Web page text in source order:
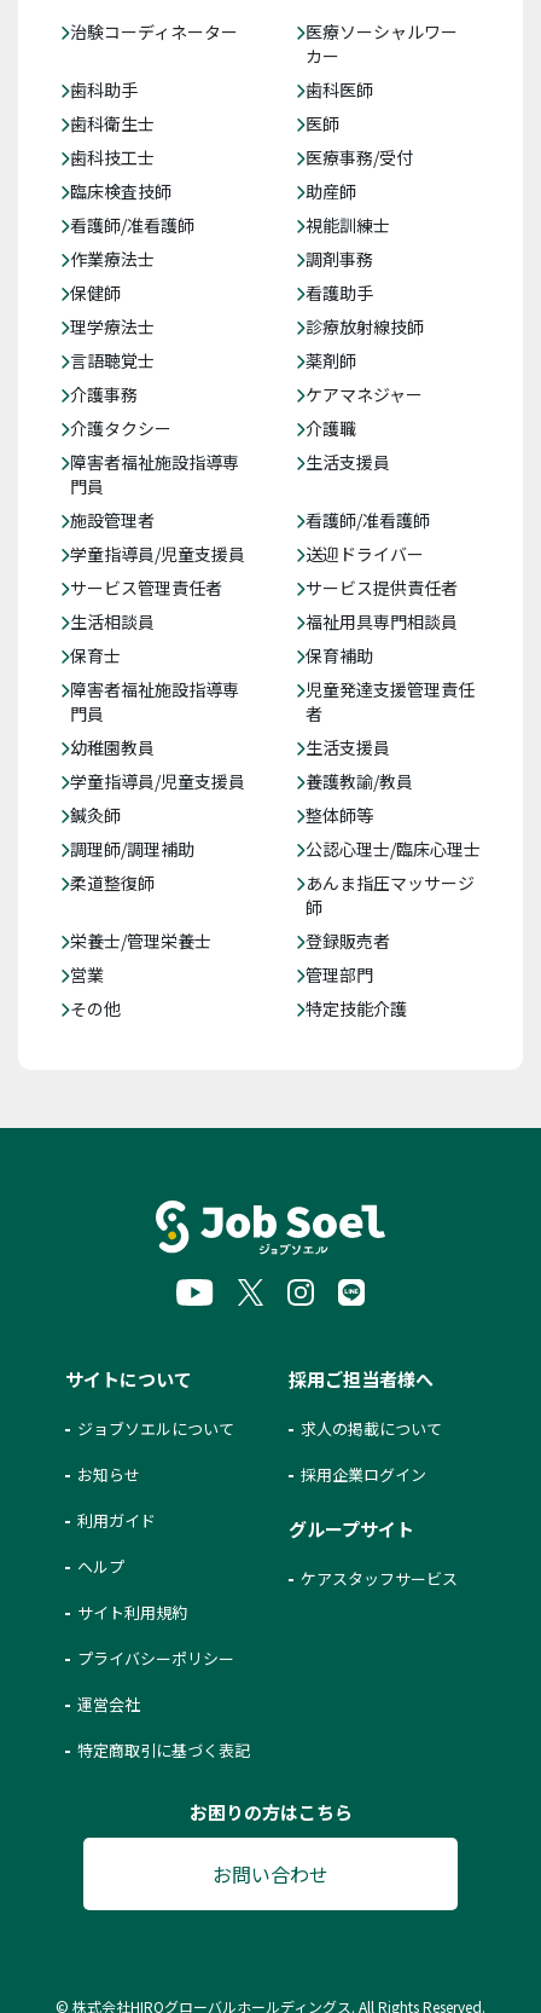
治験コーディネーター
医療ソーシャルワー
カー
歯科助手
歯科医師
歯科衛生士
医師
歯科技工士
医療事務/受付
臨床検査技師
助産師
看護師/准看護師
視能訓練士
作業療法士
調剤事務
保健師
看護助手
理学療法士
診療放射線技師
言語聴覚士
薬剤師
介護事務
ケアマネジャー
介護タクシー
介護職
障害者福祉施設指導専
門員
生活支援員
施設管理者
看護師/准看護師
学童指導員/児童支援員
送迎ドライバー
サービス管理責任者
サービス提供責任者
生活相談員
福祉用具専門相談員
保育士
保育補助
障害者福祉施設指導専
門員
児童発達支援管理責任
者
幼稚園教員
生活支援員
学童指導員/児童支援員
養護教諭/教員
鍼灸師
整体師等
調理師/調理補助
公認心理士/臨床心理士
柔道整復師
あんま指圧マッサージ
師
栄養士/管理栄養士
登録販売者
営業
管理部門
その他
特定技能介護
サイトについて
ジョブソエルについて
お知らせ
利用ガイド
ヘルプ
サイト利用規約
プライバシーポリシー
運営会社
特定商取引に基づく表記
採用ご担当者様へ
求人の掲載について
採用企業ログイン
グループサイト
ケアスタッフサービス
お困りの方はこちら
お問い合わせ
© 株式会社HIROグローバルホールディングス. All Rights Reserved.